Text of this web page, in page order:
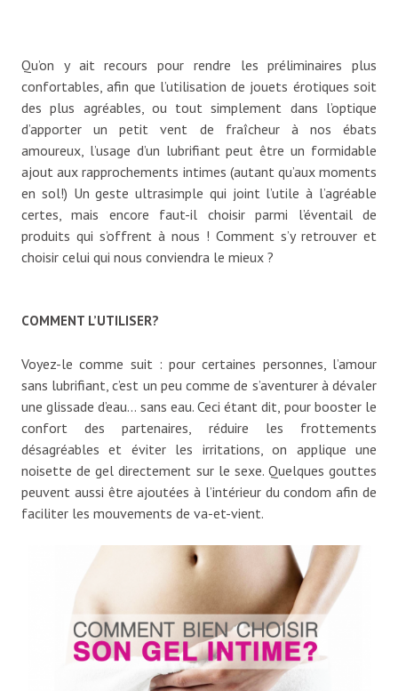
Qu’on y ait recours pour rendre les préliminaires plus
confortables, afin que l’utilisation de jouets érotiques soit
des plus agréables, ou tout simplement dans l’optique
d’apporter un petit vent de fraîcheur à nos ébats
amoureux, l’usage d’un lubrifiant peut être un formidable
ajout aux rapprochements intimes (autant qu’aux moments
en sol!) Un geste ultrasimple qui joint l’utile à l’agréable
certes, mais encore faut-il choisir parmi l’éventail de
produits qui s’offrent à nous ! Comment s’y retrouver et
choisir celui qui nous conviendra le mieux ?
COMMENT L’UTILISER?
Voyez-le comme suit : pour certaines personnes, l’amour
sans lubrifiant, c’est un peu comme de s’aventurer à dévaler
une glissade d’eau… sans eau. Ceci étant dit, pour booster le
confort des partenaires, réduire les frottements
désagréables et éviter les irritations, on applique une
noisette de gel directement sur le sexe. Quelques gouttes
peuvent aussi être ajoutées à l’intérieur du condom afin de
faciliter les mouvements de va-et-vient.